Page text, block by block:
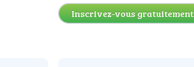
Inscrivez-vous gratuitement